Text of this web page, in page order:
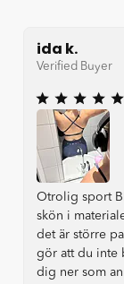
ida k.
Verified Buyer
Otrolig sport
skön i
det är större
gör att du inte
dig ner som